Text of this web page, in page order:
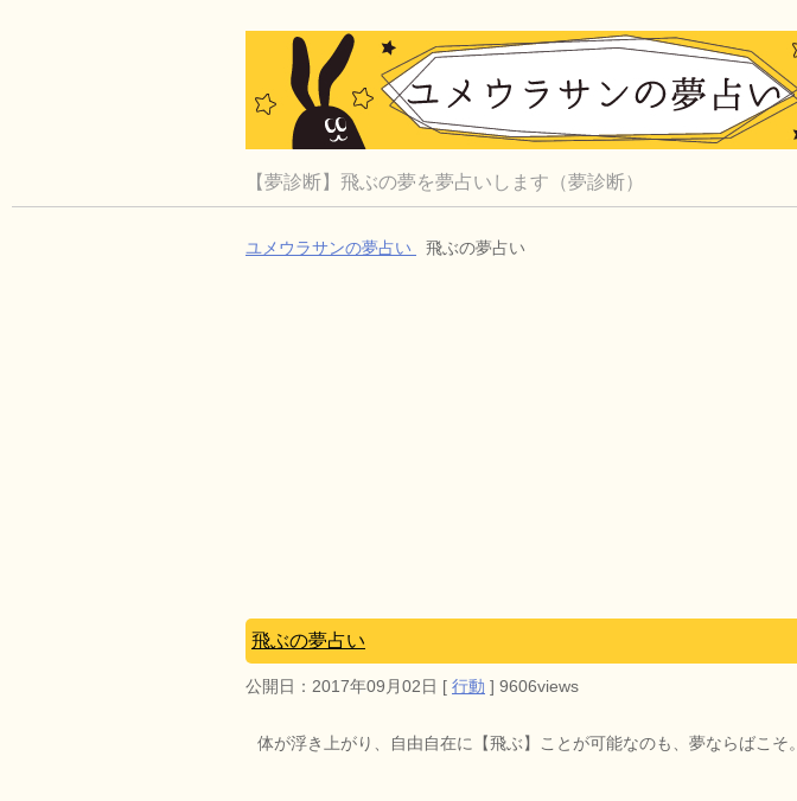
【夢診断】飛ぶの夢を夢占いします（夢診断）
ユメウラサンの夢占い 飛ぶの夢占い
飛ぶの夢占い
公開日： 2017年09月02日 [ 行動 ] 9606views
体が浮き上がり、自由自在に【飛ぶ】ことが可能なのも、夢ならばこそ。